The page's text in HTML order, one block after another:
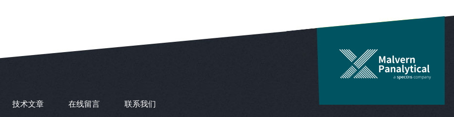
技术文章 在线留言 联系我们